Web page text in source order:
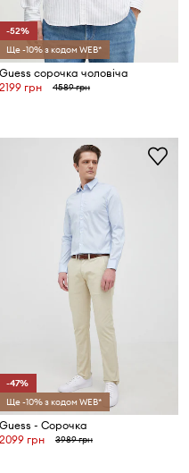
-52%
Ще -10% з кодом WEB*
Guess сорочка чоловіча
2199 грн
4589 грн
-47%
Ще -10% з кодом WEB*
Guess - Сорочка
2099 грн
3989 грн